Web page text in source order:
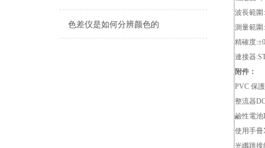
色差仪是如何分辨颜色的
波長範圍
測量範圍
精確度
連接器
附件：
PVC 保
整流器
鹼性電池
使用手冊
光纖跳接